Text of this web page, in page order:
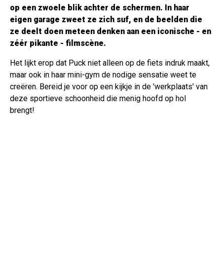
op een zwoele blik achter de schermen. In haar
eigen garage zweet ze zich suf, en de beelden die
ze deelt doen meteen denken aan een iconische - en
zéér pikante - filmscène.
Het lijkt erop dat Puck niet alleen op de fiets indruk maakt,
maar ook in haar mini-gym de nodige sensatie weet te
creëren. Bereid je voor op een kijkje in de 'werkplaats' van
deze sportieve schoonheid die menig hoofd op hol
brengt!